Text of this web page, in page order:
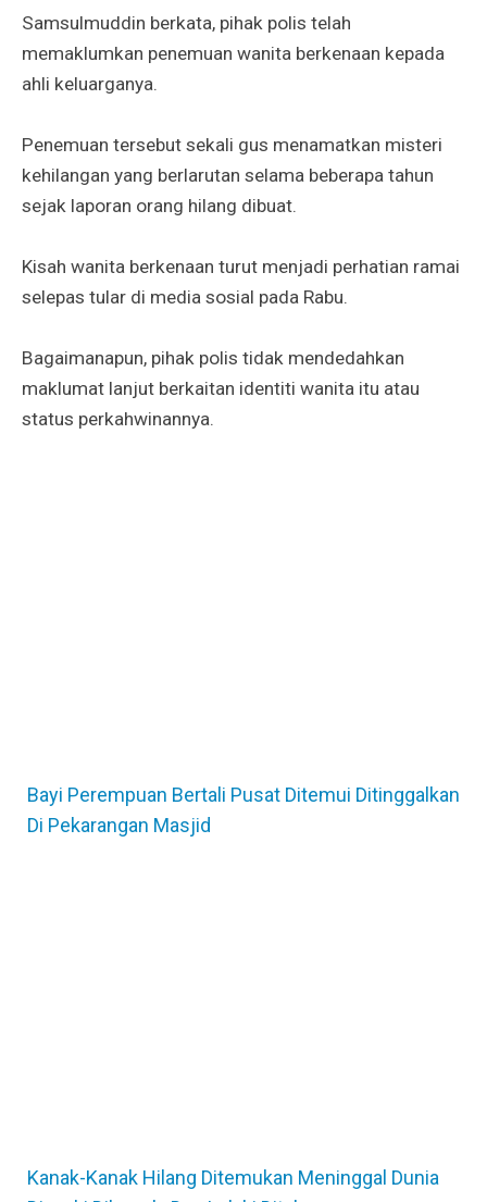
Samsulmuddin berkata, pihak polis telah
memaklumkan penemuan wanita berkenaan kepada
ahli keluarganya.
Penemuan tersebut sekali gus menamatkan misteri
kehilangan yang berlarutan selama beberapa tahun
sejak laporan orang hilang dibuat.
Kisah wanita berkenaan turut menjadi perhatian ramai
selepas tular di media sosial pada Rabu.
Bagaimanapun, pihak polis tidak mendedahkan
maklumat lanjut berkaitan identiti wanita itu atau
status perkahwinannya.
Bayi Perempuan Bertali Pusat Ditemui Ditinggalkan
Di Pekarangan Masjid
Kanak-Kanak Hilang Ditemukan Meninggal Dunia